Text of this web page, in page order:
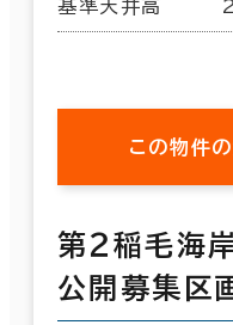
基準天井高
この物件
第２稲毛海
公開募集区